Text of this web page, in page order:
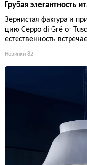
Грубая элегантность
Зернистая фактура и
цию Ceppo di Gré от
естественность
Новинки 82